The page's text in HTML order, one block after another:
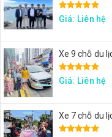
Giá: Liên hệ
Giá: Liên hệ